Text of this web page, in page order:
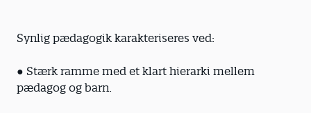
Synlig pædagogik karakteriseres ved:
● Stærk ramme med et klart hierarki mellem
pædagog og barn.